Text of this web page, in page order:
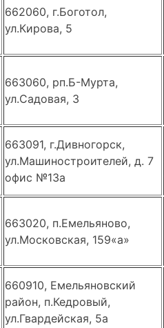
662060, г.Боготол,
ул.Кирова, 5
663060, рп.Б-Мурта,
ул.Садовая, 3
663091, г.Дивногорск,
ул.Машиностроителей, д. 7
офис №13а
663020, п.Емельяново,
ул.Московская, 159«а»
660910, Емельяновский
район, п.Кедровый,
ул.Гвардейская, 5а